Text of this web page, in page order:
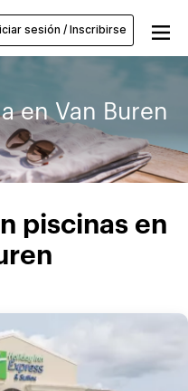
sesión / Inscribirse
en Van Buren
piscinas en